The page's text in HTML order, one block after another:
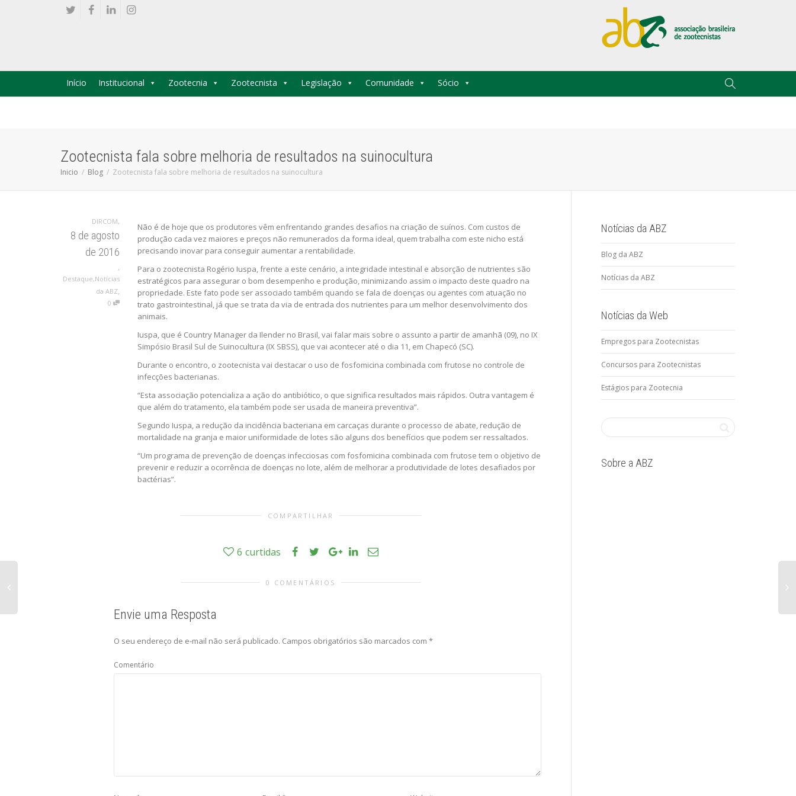
Início Institucional Zootecnia Zootecnista Legislação Comunidade Sócio
Zootecnista fala sobre melhoria de resultados na suinocultura
Inicio Blog Zootecnista fala sobre melhoria de resultados na suinocultura
DIRCOM,
8 de agosto
de 2016
Destaque,Notícias
da ABZ
0
Não é de hoje que os produtores vêm enfrentando grandes desafios na criação de suínos. Com custos de
produção cada vez maiores e preços não remunerados da forma ideal, quem trabalha com este nicho está
precisando inovar para conseguir aumentar a rentabilidade.
Para o zootecnista Rogério Iuspa, frente a este cenário, a integridade intestinal e absorção de nutrientes são
estratégicos para assegurar o bom desempenho e produção, minimizando assim o impacto deste quadro na
propriedade. Este fato pode ser associado também quando se fala de doenças ou agentes com atuação no
trato gastrointestinal, já que se trata da via de entrada dos nutrientes para um melhor desenvolvimento dos
animais.
Iuspa, que é Country Manager da Ilender no Brasil, vai falar mais sobre o assunto a partir de amanhã (09), no IX
Simpósio Brasil Sul de Suinocultura (IX SBSS), que vai acontecer até o dia 11, em Chapecó (SC).
Durante o encontro, o zootecnista vai destacar o uso de fosfomicina combinada com frutose no controle de
infecções bacterianas.
“Esta associação potencializa a ação do antibiótico, o que significa resultados mais rápidos. Outra vantagem é
que além do tratamento, ela também pode ser usada de maneira preventiva”.
Segundo Iuspa, a redução da incidência bacteriana em carcaças durante o processo de abate, redução de
mortalidade na granja e maior uniformidade de lotes são alguns dos benefícios que podem ser ressaltados.
“Um programa de prevenção de doenças infecciosas com fosfomicina combinada com frutose tem o objetivo de
prevenir e reduzir a ocorrência de doenças no lote, além de melhorar a produtividade de lotes desafiados por
bactérias”.
COMPARTILHAR
6 curtidas
0 COMENTÁRIOS
Envie uma Resposta
O seu endereço de e-mail não será publicado. Campos obrigatórios são marcados com *
Comentário
Notícias da ABZ
Blog da ABZ
Notícias da ABZ
Notícias da Web
Empregos para Zootecnistas
Concursos para Zootecnistas
Estágios para Zootecnia
Sobre a ABZ